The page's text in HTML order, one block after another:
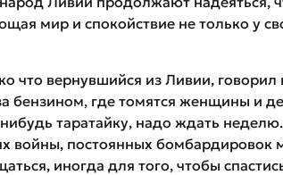
мир и спокойствие не только у
что вернувшийся из Ливии, говорил
бензином, где томятся женщины и
таратайку, надо ждать
войны, постоянных бомбардировок
иногда для того, чтобы